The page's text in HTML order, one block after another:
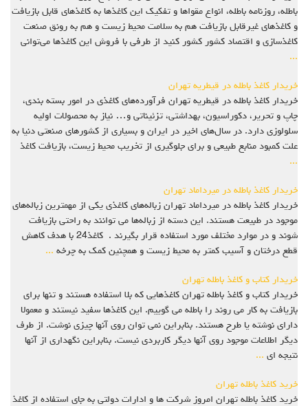
باطله، روزنامه باطله، انواع مقواها و تفکیک این کاغذها به کاغذهای قابل بازیافت
و کاغذهای غیرقابل بازیافت هم به سلامت محیط زیست و هم به رونق صنعت
کاغذسازی و اقتصاد کشور کشور کنید از طرفی با فروش این کاغذها می‌توانی
...
خریدار کاغذ باطله در قیطریه تهران
خریدار کاغذ باطله در قیطریه تهران فرآورده‌های کاغذی در امور بسته بندی،
چاپ و تحریر، دکوراسیون، بهداشتی، تزئیناتی و… نیاز به محصولات اولیه
سلولوزی دارد. در سال‌های اخیر در ایران و بسیاری از کشورهای صنعتی دنیا به
علت کمبود منابع طبیعی و برای جلوگیری از تخریب محیط زیست، بازیافت کاغذ
...
خریدار کاغذ باطله در میرداماد تهران
خریدار کاغذ باطله در میرداماد تهران زباله‌های کاغذی یکی از مهمترین زباله‌های
موجود در طبیعت هستند. این دسته از زباله‌ها می ‌توانند به راحتی بازیافت
شوند و در موارد مختلف مورد استفاده قرار بگیرند . کاغذ24 با هدف کاهش
قطع درختان و آسیب کمتر به محیط زیست و همچنین کمک به چرخه ...
خریدار کتاب و کاغذ باطله تهران
خریدار کتاب و کاغذ باطله تهران کاغذهایی که بلا استفاده هستند و تنها برای
بازیافت به کار می روند را باطله می گوییم. این کاغذها سفید نیستند و معمولا
دارای نوشته یا طرح هستند. بنابراین نمی توان روی آنها چیزی نوشت. از طرف
دیگر اطلاعات موجود روی آنها دیگر کاربردی نیست. بنابراین نگهداری از آنها
نتیجه ای ...
خرید کاغذ باطله تهران
خرید کاغذ باطله تهران امروز شرکت ها و ادارات دولتی به جای استفاده از کاغذ